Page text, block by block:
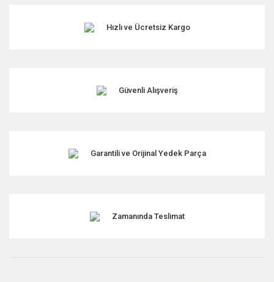
Ürün resmi kalitesiz, bozuk veya görüntülenemiyor.
Ürün fiyatı diğer sitelerden daha pahalı.
Hızlı ve Ücretsiz Kargo
Güvenli Alışveriş
Garantili ve Orijinal Yedek Parça
Zamanında Teslimat